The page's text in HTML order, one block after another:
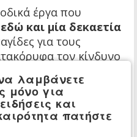
έργα που
εδώ και μία δεκαετία
για τους
τον κίνδυνο
λαμβάνετε
μόνο για
και
πατήστε